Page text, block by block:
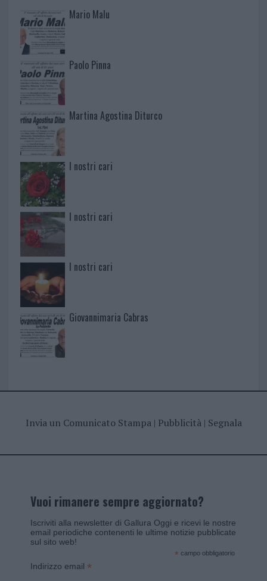
Mario Malu
Paolo Pinna
Martina Agostina Diturco
I nostri cari
I nostri cari
I nostri cari
Giovannimaria Cabras
Invia un Comunicato Stampa| Pubblicità| Segnala
Vuoi rimanere sempre aggiornato?
Iscriviti alla newsletter di Gallura Oggi e ricevi le nostre
email periodiche contenenti le ultime notizie pubblicate
sul sito web!
* campo obbligatorio
Indirizzo email *